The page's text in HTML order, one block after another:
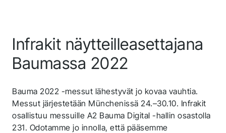
Infrakit näytteilleasettajana
Baumassa 2022
Bauma 2022 -messut lähestyvät jo kovaa vauhtia.
Messut järjestetään Münchenissä 24.–30.10. Infrakit
osallistuu messuille A2 Bauma Digital -hallin osastolla
231. Odotamme jo innolla, että pääsemme